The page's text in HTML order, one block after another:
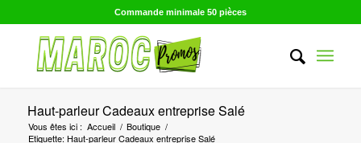
Commande minimale 50 pièces
Haut-parleur Cadeaux entreprise Salé
Vous êtes ici : Accueil / Boutique /
Etiquette: Haut-parleur Cadeaux entreprise Salé